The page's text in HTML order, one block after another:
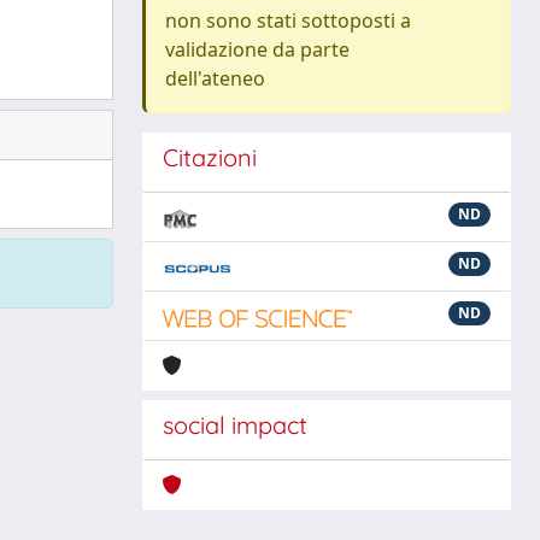
non sono stati sottoposti a
validazione da parte
dell'ateneo
Citazioni
ND
ND
ND
social impact